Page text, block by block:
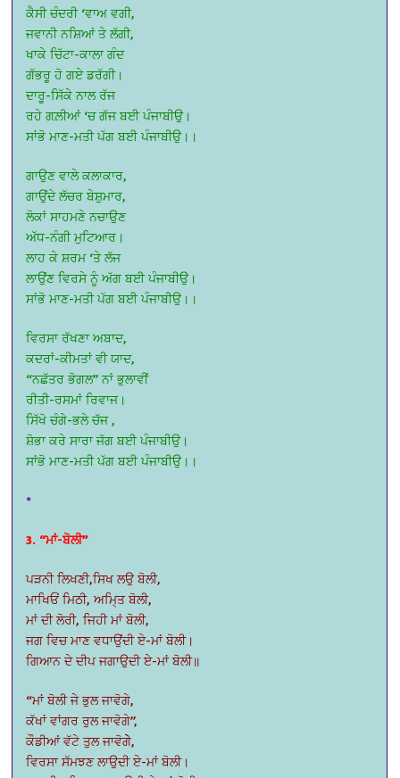
ਕੈਸੀ ਚੰਦਰੀ ‘ਵਾਅ ਵਗੀ,
ਜਵਾਨੀ ਨਸ਼ਿਆਂ ਤੇ ਲੱਗੀ,
ਖਾਕੇ ਚਿੱਟਾ-ਕਾਲਾ ਗੰਦ
ਗੱਭਰੂ ਹੋ ਗਏ ਡਰੱਗੀ।
ਦਾਰੂ-ਸਿੱਕੇ ਨਾਲ ਰੱਜ
ਰਹੇ ਗਲ਼ੀਆਂ ‘ਚ ਗੱਜ ਬਈ ਪੰਜਾਬੀਉ।
ਸਾਂਭੋ ਮਾਣ-ਮਤੀ ਪੱਗ ਬਈ ਪੰਜਾਬੀਉ।।
ਗਾਉਣ ਵਾਲੇ ਕਲਾਕਾਰ,
ਗਾਉਂਦੇ ਲੱਚਰ ਬੇਸ਼ੁਮਾਰ,
ਲੋਕਾਂ ਸਾਹਮਣੇ ਨਚਾਉਣ
ਅੱਧ-ਨੰਗੀ ਮੁਟਿਆਰ।
ਲਾਹ ਕੇ ਸ਼ਰਮ ‘ਤੇ ਲੱਜ
ਲਾਉਂਣ ਵਿਰਸੇ ਨੂੰ ਅੱਗ ਬਈ ਪੰਜਾਬੀਉ।
ਸਾਂਭੋ ਮਾਣ-ਮਤੀ ਪੱਗ ਬਈ ਪੰਜਾਬੀਉ।।
ਵਿਰਸਾ ਰੱਖਣਾ ਅਬਾਦ,
ਕਦਰਾਂ-ਕੀਮਤਾਂ ਵੀ ਯਾਦ,
“ਨਛੱਤਰ ਭੋਗਲ” ਨਾਂ ਭੁਲਾਵੀਂ
ਰੀਤੀ-ਰਸਮਾਂ ਰਿਵਾਜ।
ਸਿੱਖੋ ਚੰਗੇ-ਭਲੇ ਚੱਜ ,
ਸ਼ੋਭਾ ਕਰੇ ਸਾਰਾ ਜੱਗ ਬਈ ਪੰਜਾਬੀਉ।
ਸਾਂਭੋ ਮਾਣ-ਮਤੀ ਪੱਗ ਬਈ ਪੰਜਾਬੀਉ।।
*
3. “ਮਾਂ-ਬੋਲੀ”
ਪੜਨੀ ਲਿਖਣੀ,ਸਿਖ ਲਉ ਬੋਲੀ,
ਮਾਖਿਓਂ ਮਿਠੀ, ਅਮਿ੍ਤ ਬੋਲੀ,
ਮਾਂ ਦੀ ਲੋਰੀ, ਜਿਹੀ ਮਾਂ ਬੋਲੀ,
ਜਗ ਵਿਚ ਮਾਣ ਵਧਾਉਂਦੀ ਏ-ਮਾਂ ਬੋਲੀ।
ਗਿਆਨ ਦੇ ਦੀਪ ਜਗਾਉਦੀ ਏ-ਮਾਂ ਬੋਲੀ॥
“ਮਾਂ ਬੋਲੀ ਜੇ ਭੁਲ ਜਾਵੋਗੇ,
ਕੱਖਾਂ ਵਾਂਗਰ ਰੁਲ ਜਾਵੋਗੇ”,
ਕੌਡੀਆਂ ਵੱਟੇ ਤੁਲ ਜਾਵੋਗੇੇ,
ਵਿਰਸਾ ਸੱਮਝਣ ਲਾਉਦੀ ਏ-ਮਾਂ ਬੋਲੀ।